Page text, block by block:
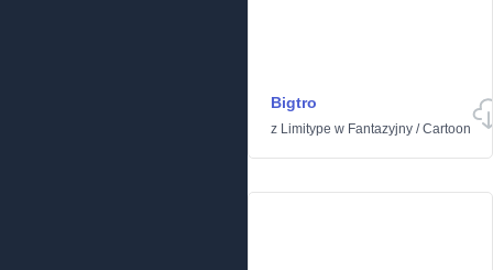
Bigtro
z Limitype w Fantazyjny /Cartoon